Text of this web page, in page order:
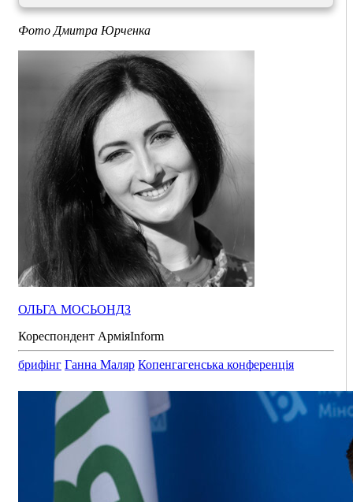
Фото Дмитра Юрченка
ОЛЬГА МОСЬОНДЗ
Кореспондент АрміяInform
брифінг Ганна Маляр Копенгагенська конференція